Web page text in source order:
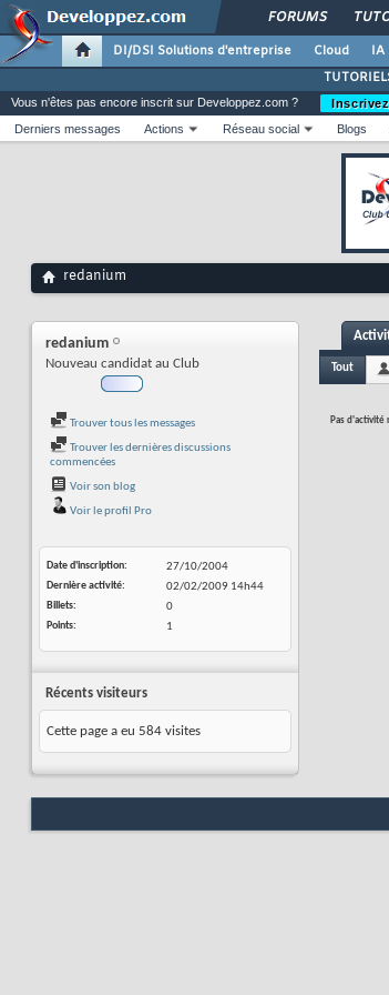
FORUMS
DI/DSI Solutions d'entreprise Cloud IA
Vous n'êtes pas encore inscrit sur Developpez.com ?
Derniers messages
Actions Réseau social Blogs
redanium
redanium
Nouveau candidat au Club
Trouver tous les messages
Trouver les dernières discussions
commencées
Voir son blog
Voir le profil Pro
Date d'inscription
27/10/2004
Dernière activité
02/02/2009 14h44
Billets
0
Points
1
Récents visiteurs
Cette page a eu 584 visites
Tout
Pas d'activité